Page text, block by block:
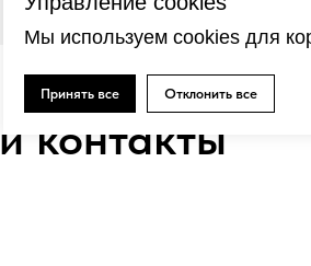
Мы используем cookies для
Принять все Отклонить все
контакты